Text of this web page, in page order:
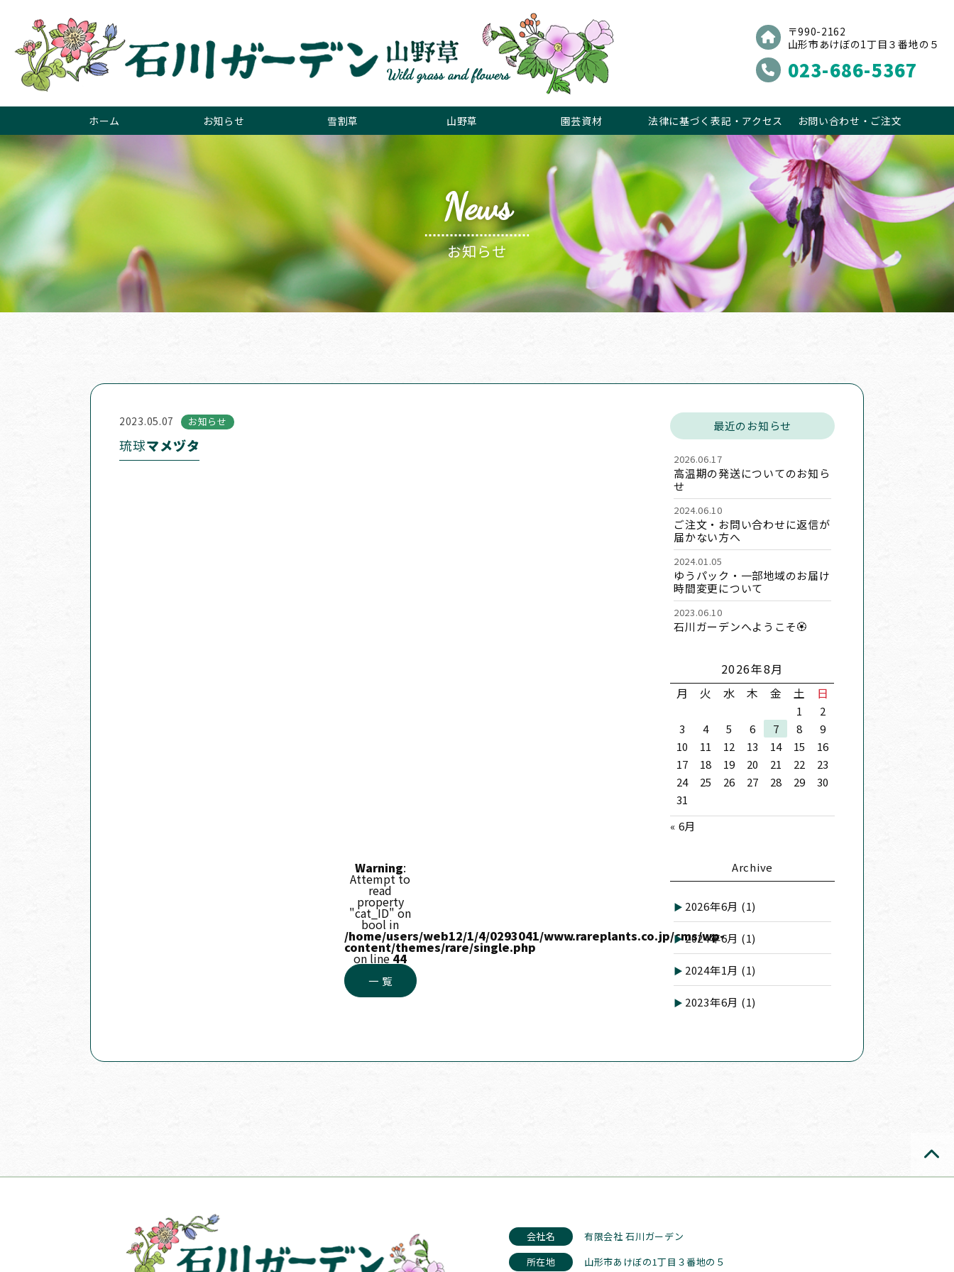
〒990-2162
山形市あけぼの1丁目３番地の５
023-686-5367
ホーム お知らせ 雪割草 山野草 園芸資材 法律に基づく表記・アクセス お問い合わせ・ご注文
News
お知らせ
2023.05.07 お知らせ
琉球マメヅタ
Warning:
Attempt to
read
property
"cat_ID" on
bool in
/home/users/web12/1/4/0293041/www.rareplants.co.jp/cms/wp-
content/themes/rare/single.php
on line44
一 覧
最近のお知らせ
2026.06.17
高温期の発送についてのお知ら
せ
2024.06.10
ご注文・お問い合わせに返信が
届かない方へ
2024.01.05
ゆうパック・一部地域のお届け
時間変更について
2023.06.10
石川ガーデンへようこそ🏵
2026年8月
月
火 水 木 金 土 日
1
2
3
4 5 6 7 8
9
10
11 12 13 14 15
16
17
18 19 20 21 22
23
24
25 26 27 28 29
30
31
« 6月
Archive
2026年6月 (1)
2024年6月 (1)
2024年1月 (1)
2023年6月 (1)
会社名
有限会社 石川ガーデン
所在地
山形市あけぼの1丁目３番地の５